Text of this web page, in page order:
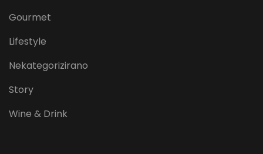
Gourmet
Lifestyle
Nekategorizirano
Story
Wine & Drink